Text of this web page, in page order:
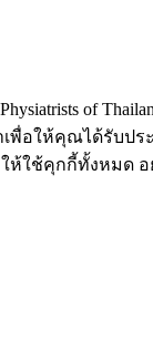
of
าเพื่อให้คุณได้รับ
ใช้คุกกี้ทั้งหมด อ